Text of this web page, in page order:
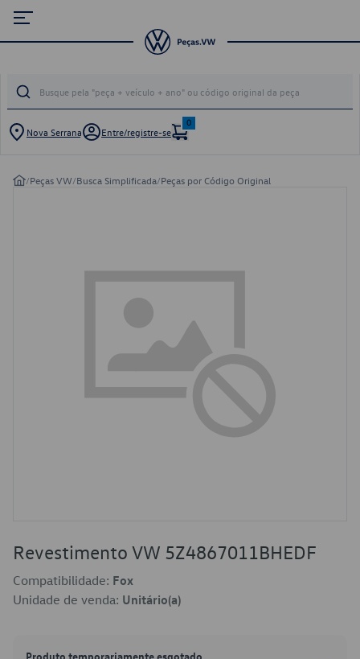
Nova Serrana Entre/registre-se
0
/Peças VW/Busca Simplificada/Peças por Código Original
Revestimento VW 5Z4867011BHEDF
Compatibilidade: Fox
Unidade de venda: Unitário(a)
Produto temporariamente esgotado.